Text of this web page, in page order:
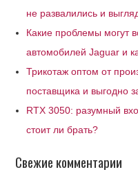
не развалились и
Какие проблемы могут
автомобилей Jaguar и
Трикотаж оптом от
поставщика и выгодно
RTX 3050: разумный
стоит ли брать?
Свежие комментарии